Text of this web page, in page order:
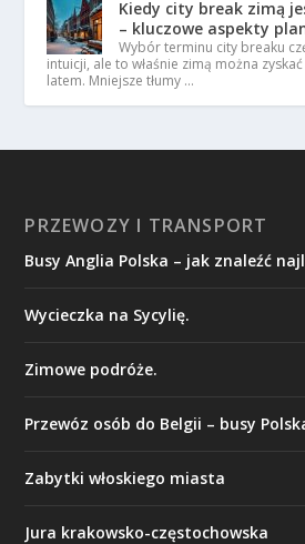
Kiedy city break zimą
– kluczowe aspekty
Wybór terminu city breaku
intuicji, ale to właśnie zimą można
latem. Mniejsze tłumy …
PRZEWOZY I TRANSPORT
Busy Anglia Polska – jak znaleźć
Wycieczka na Sycylię.
Zimowe podróże.
Przewóz osób do Belgii – busy
Zabytki włoskiego miasta
Jura krakowsko-częstochowska